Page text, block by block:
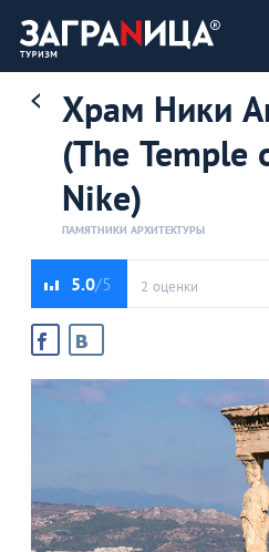
Храм Ники
(The Temple
Nike)
ПАМЯТНИКИ АРХИТЕКТУРЫ
5.0 2 оценки